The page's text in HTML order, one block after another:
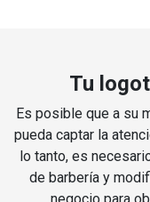
Tu
Es posible que a su
pueda captar la
lo tanto, es
de barbería y